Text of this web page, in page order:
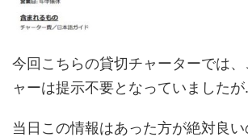
今回こちらの貸切チャーターでは
ャーは提示不要となっていましたが
当日この情報はあった方が絶対良